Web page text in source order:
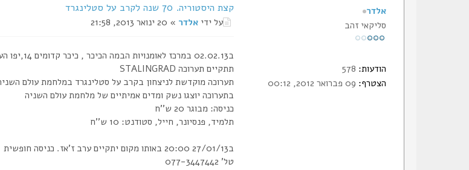
קצת היסטוריה. 70 שנה לקרב על סטלינגרד
על ידיאלדר » 20 ינואר 2013, 21:58
ב02.02.13 במרכז לאומנויות הבמה הכיכר , כיכר קדומים 14,יפו העתיקה
תתקיים תערוכה STALINGRAD
תערוכה מוקדשת לניצחון בקרב על סטלינגרד במלחמת עולם
בתערוכה יוצגו נשק ומדים אמיתיים של מלחמת עולם השניה
כניסה: מבוגר 20 ש''ח
תלמיד, פנסיונר, חייל, סטודנט: 10 ש''ח
ב27/01/13 20:00 באותו מקום יתקיים ערב ז'אז. כניסה חופשית
טל' 077-3447442
אלדר
סליקאי זהב
הודעות:
הצטרף: